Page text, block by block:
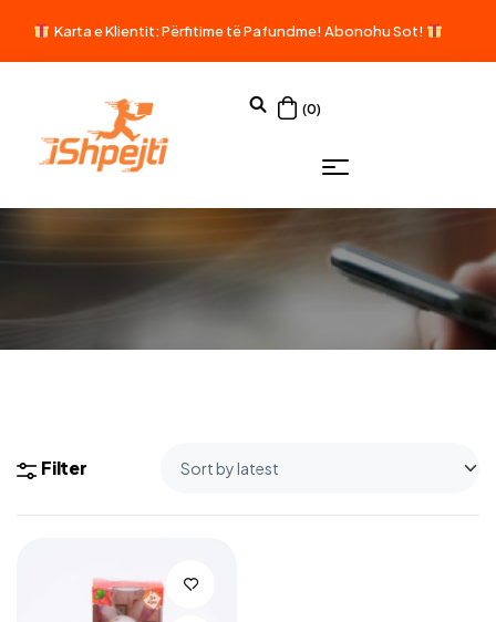
Karta e Klientit: Përfitime të Pafundme! Abonohu Sot!
(0)
Filter